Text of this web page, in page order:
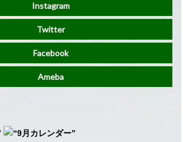
Instagram
Twitter
Facebook
Ameba